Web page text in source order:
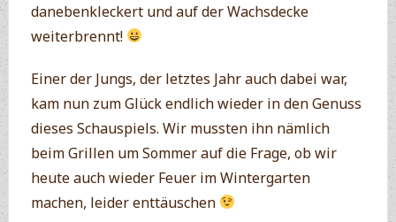
danebenkleckert und auf der Wachsdecke
weiterbrennt!
Einer der Jungs, der letztes Jahr auch dabei war,
kam nun zum Glück endlich wieder in den Genuss
dieses Schauspiels. Wir mussten ihn nämlich
beim Grillen um Sommer auf die Frage, ob wir
heute auch wieder Feuer im Wintergarten
machen, leider enttäuschen